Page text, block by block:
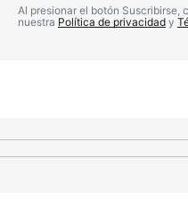
Al presionar el botón Suscribirse,
nuestra Política de privacidad y